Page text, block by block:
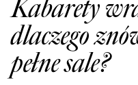
Kabarety
dlaczego
pełne sale?